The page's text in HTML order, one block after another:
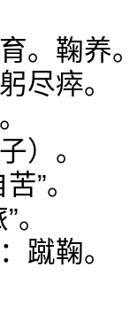
。鞠养
尽瘁。
）。
”。
蹴鞠。